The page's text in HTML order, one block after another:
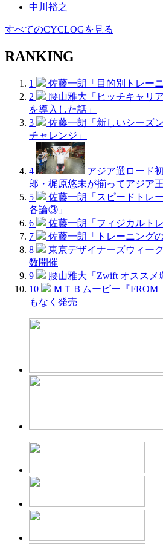
中川裕之
すべてのCYCLOGを見る
RANKING
1
佐藤一朗「目的別トレー
2
腰山雅大「ヒッチキャリ
を導入した話」
3
佐藤一朗「新しいシーズ
チャレンジ」
4
アジア選ロード
郎・梶原悠未が揃ってアジア王
5
佐藤一朗「スピードトレ
各論③」
6
佐藤一朗「フィジカルト
7
佐藤一朗「トレーニング
8
東京デザイナーズウィー
数開催
9
腰山雅大「Zwift オススメ
10
ＭＴＢムービー『FROM
もなく発売